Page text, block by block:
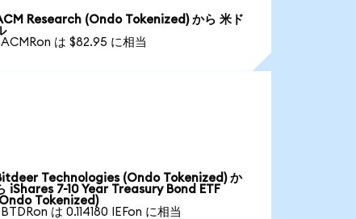
Research (Ondo Tokenized) から 米ド
ACMRon は $82.95 に相当
Technologies (Ondo Tokenized) か
iShares 7-10 Year Treasury Bond ETF
Tokenized)
BTDRon は 0.114180 IEFon に相当